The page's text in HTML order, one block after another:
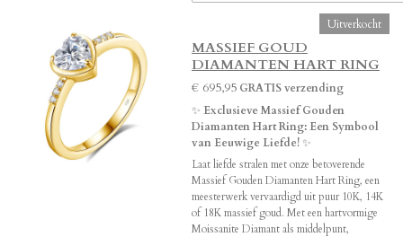
Uitverkocht
MASSIEF GOUD
DIAMANTEN HART RING
€ 695,95 GRATIS verzending
✨ Exclusieve Massief Gouden
Diamanten Hart Ring: Een Symbool
van Eeuwige Liefde!✨
Laat liefde stralen met onze betoverende
Massief Gouden Diamanten Hart Ring, een
meesterwerk vervaardigd uit puur 10K, 14K
of 18K massief goud. Met een hartvormige
Moissanite Diamant als middelpunt,